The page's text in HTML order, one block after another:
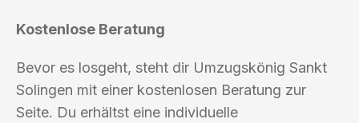
Kostenlose Beratung
Bevor es losgeht, steht dir Umzugskönig Sankt
Solingen mit einer kostenlosen Beratung zur
Seite. Du erhältst eine individuelle